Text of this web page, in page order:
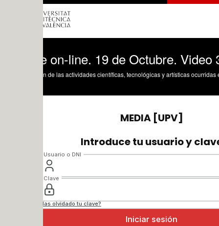
on-line. 19 de Octubre. Video 3
de las actividades científicas, tecnológicas y artísticas ocurridas en los tres